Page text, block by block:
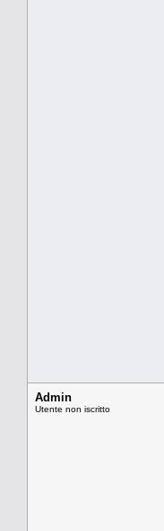
Admin
Utente non iscritto